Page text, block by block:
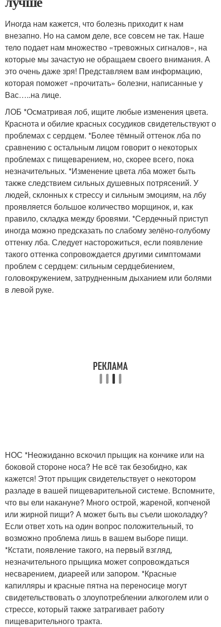
Иногда нам кажется, что болезнь приходит к нам
внезапно. Но на самом деле, все совсем не так. Наше
тело подает нам множество «тревожных сигналов», на
которые мы зачастую не обращаем своего внимания. А
это очень даже зря! Представляем вам информацию,
которая поможет «прочитать» болезни, написанные у
Вас…..на лице.
ЛОБ *Осматривая лоб, ищите любые изменения цвета.
Краснота и обилие красных сосудиков свидетельствуют о
проблемах с сердцем. *Более тёмный оттенок лба по
сравнению с остальным лицом говорит о некоторых
проблемах с пищеварением, но, скорее всего, пока
незначительных. *Изменение цвета лба может быть
также следствием сильных душевных потрясений. У
людей, склонных к стрессу и сильным эмоциям, на лбу
проявляется большое количество морщинок, и, как
правило, складка между бровями. *Сердечный приступ
иногда можно предсказать по слабому зелёно-голубому
оттенку лба. Следует насторожиться, если появление
такого оттенка сопровождается другими симптомами
проблем с сердцем: сильным сердцебиением,
головокружением, затрудненным дыханием или болями
в левой руке.
НОС *Неожиданно вскочил прыщик на кончике или на
боковой стороне носа? Не всё так безобидно, как
кажется! Этот прыщик свидетельствует о некотором
разладе в вашей пищеварительной системе. Вспомните,
что вы ели накануне? Много острой, жареной, копченой
или жирной пищи? А может быть вы съели шоколадку?
Если ответ хоть на один вопрос положительный, то
возможно проблема лишь в вашем выборе пищи.
*Кстати, появление такого, на первый взгляд,
незначительного прыщика может сопровождаться
несварением, диареей или запором. *Красные
капилляры и красные пятна на переносице могут
свидетельствовать о злоупотреблении алкоголем или о
стрессе, который также затрагивает работу
пищеварительного тракта.